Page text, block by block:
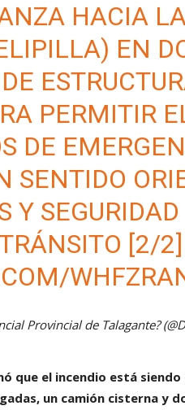
HACIA
EN
PERMITIR
DE
SENTIDO
Y
[2/2]
Provincial de Talagante?
que el incendio está
un camión cisterna y